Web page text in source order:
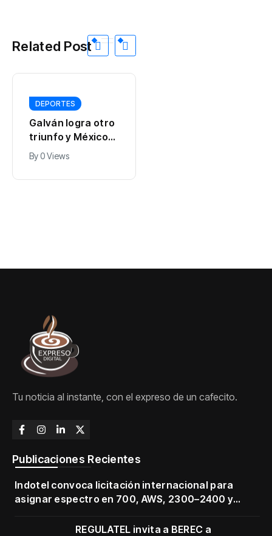
Related Post
DEPORTES
Galván logra otro
triunfo y México
rompe récord de
oros en
Centroamericano
By0 Views
Tu noticia al instante, con el expreso de un cafecito.
Publicaciones Recientes
Indotel convoca licitación internacional para
asignar espectro en 700, AWS, 2300–2400 y
REGULATEL invita a BEREC a